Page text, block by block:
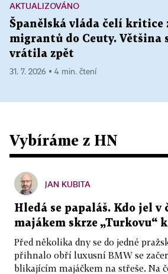
AKTUALIZOVÁNO
Španělská vláda čelí
migrantů do Ceuty. Většina
vrátila zpět
31. 7. 2026 ▪ 4 min. čtení
Vybíráme z HN
JAN KUBITA
Hledá se papaláš. Kdo jel v
majákem skrze „Turkovu“
Před několika dny se do jedné
přihnalo obří luxusní BMW se
blikajícím majáčkem na střeše. Na